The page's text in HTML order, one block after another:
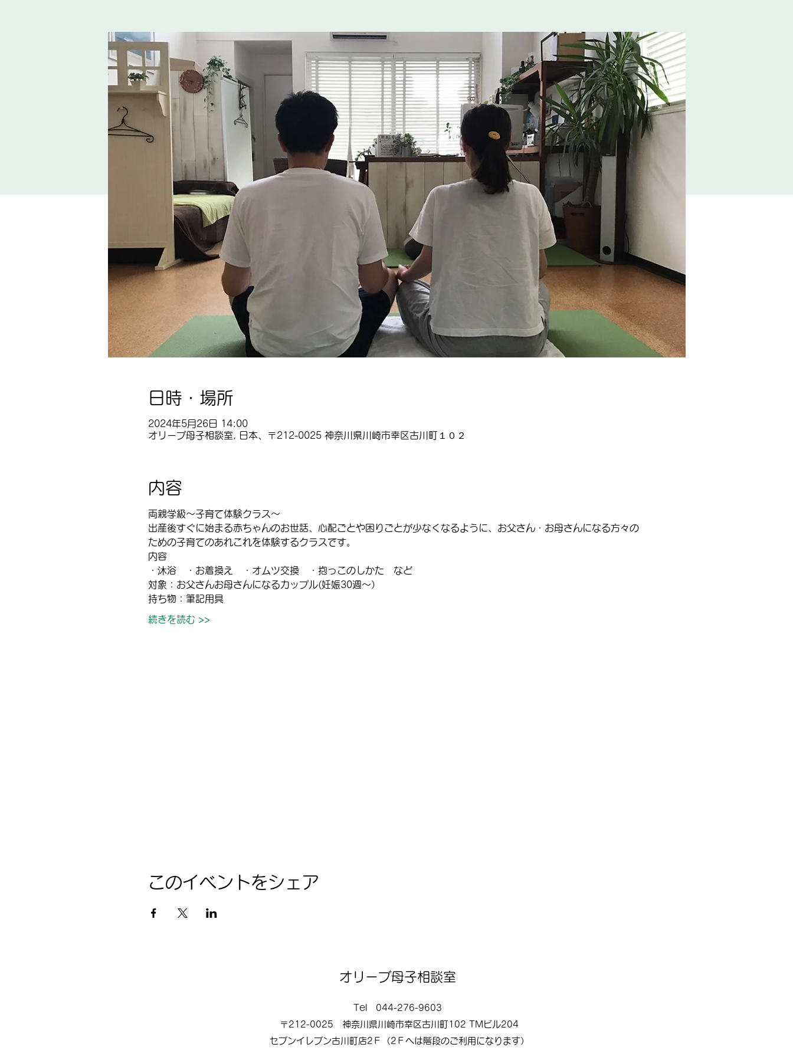
日時・場所
2024年5月26日 14:00
オリーブ母子相談室, 日本、〒212-0025 神奈川県川崎市幸区古川町１０２
内容
両親学級～子育て体験クラス～
出産後すぐに始まる赤ちゃんのお世話、心配ごとや困りごとが少なくなるように、お父さん・お母さんになる方々の
ための子育てのあれこれを体験するクラスです。
内容
・沐浴　・お着換え　・オムツ交換　・抱っこのしかた　など
対象：お父さんお母さんになるカップル(妊娠30週～）
持ち物：筆記用具
続きを読む >>
このイベントをシェア
オリーブ母子相談室
Tel 044-276-9603
〒212-0025 神奈川県川崎市幸区古川町102 TMビル204
セブンイレブン古川町店2Ｆ（2Ｆへは階段のご利用になります）